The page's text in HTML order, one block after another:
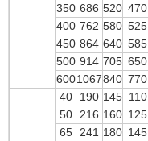
350 686 520 470
400 762 580 525
450 864 640 585
500 914 705 650
6001067840 770
40 190 145 110
50
216 160 125
65
241 180 145